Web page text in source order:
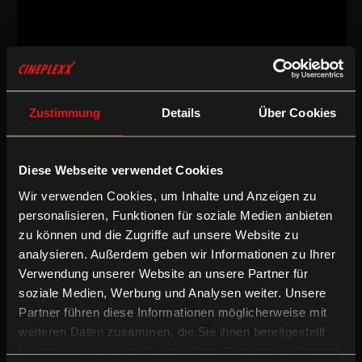
Zustimmung Details Über Cookies
Diese Webseite verwendet Cookies
Wir verwenden Cookies, um Inhalte und Anzeigen zu
personalisieren, Funktionen für soziale Medien anbieten
zu können und die Zugriffe auf unsere Website zu
analysieren. Außerdem geben wir Informationen zu Ihrer
Verwendung unserer Website an unsere Partner für
soziale Medien, Werbung und Analysen weiter. Unsere
Partner führen diese Informationen möglicherweise mit
weiteren Daten zusammen, die Sie ihnen bereitgestellt
haben oder die sie im Rahmen Ihrer Nutzung der Dienste
Dokumentarfilm
AT/DE
Elsa Kremser, Levin Peter
Drehbuch:Elsa Kremser, Levin Peter
Schnitt:Elsa Kremser, Levin Peter
Besetzung:
Nadezhda Sobetskaya
Fassung:
Russische OV mit deUT
Deutsche UT/Dokumentarfilm
Ein Rudel von Streunern - sieben Hunde und eine Frau - lebt in
den Schatten der Stadt Moskau. Von den totalitären Behörden